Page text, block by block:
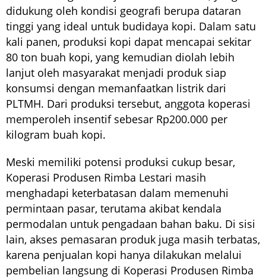
didukung oleh kondisi geografi berupa dataran
tinggi yang ideal untuk budidaya kopi. Dalam satu
kali panen, produksi kopi dapat mencapai sekitar
80 ton buah kopi, yang kemudian diolah lebih
lanjut oleh masyarakat menjadi produk siap
konsumsi dengan memanfaatkan listrik dari
PLTMH. Dari produksi tersebut, anggota koperasi
memperoleh insentif sebesar Rp200.000 per
kilogram buah kopi.
Meski memiliki potensi produksi cukup besar,
Koperasi Produsen Rimba Lestari masih
menghadapi keterbatasan dalam memenuhi
permintaan pasar, terutama akibat kendala
permodalan untuk pengadaan bahan baku. Di sisi
lain, akses pemasaran produk juga masih terbatas,
karena penjualan kopi hanya dilakukan melalui
pembelian langsung di Koperasi Produsen Rimba